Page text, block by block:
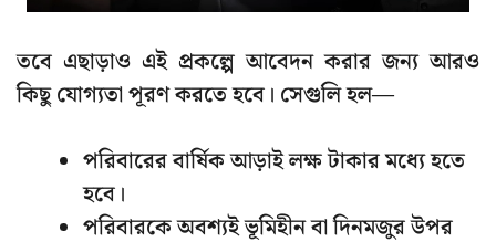
তবে এছাড়াও এই প্রকল্পে আবেদন করার জন্য আরও
কিছু যোগ্যতা পূরণ করতে হবে। সেগুলি হল—
পরিবারের বার্ষিক আড়াই লক্ষ টাকার মধ্যে হতে
হবে।
পরিবারকে অবশ্যই ভূমিহীন বা দিনমজুর উপর